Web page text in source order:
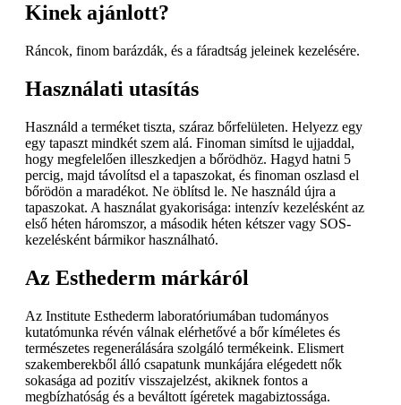
Kinek ajánlott?
Ráncok, finom barázdák, és a fáradtság jeleinek kezelésére.
Használati utasítás
Használd a terméket tiszta, száraz bőrfelületen. Helyezz egy
egy tapaszt mindkét szem alá. Finoman simítsd le ujjaddal,
hogy megfelelően illeszkedjen a bőrödhöz. Hagyd hatni 5
percig, majd távolítsd el a tapaszokat, és finoman oszlasd el
bőrödön a maradékot. Ne öblítsd le. Ne használd újra a
tapaszokat. A használat gyakorisága: intenzív kezelésként az
első héten háromszor, a második héten kétszer vagy SOS-
kezelésként bármikor használható.
Az Esthederm márkáról
Az Institute Esthederm laboratóriumában tudományos
kutatómunka révén válnak elérhetővé a bőr kíméletes és
természetes regenerálására szolgáló termékeink. Elismert
szakemberekből álló csapatunk munkájára elégedett nők
sokasága ad pozitív visszajelzést, akiknek fontos a
megbízhatóság és a beváltott ígéretek magabiztossága.